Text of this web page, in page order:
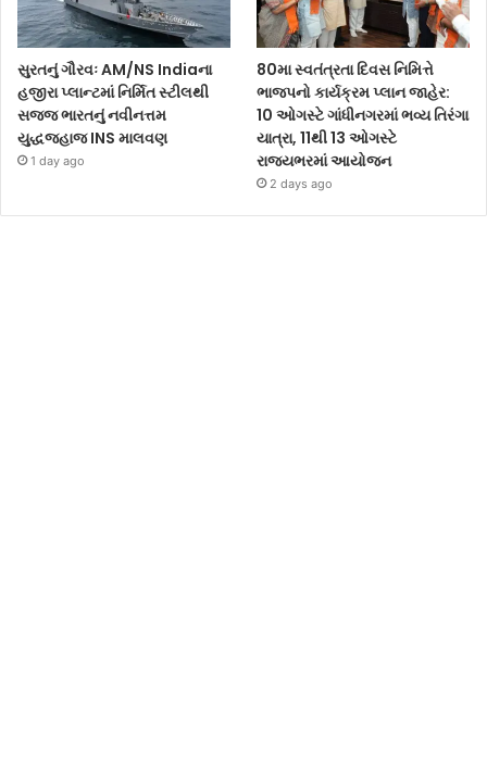
સુરતનું ગૌરવઃ AM/NS Indiaના
હજીરા પ્લાન્ટમાં નિર્મિત સ્ટીલથી
સજ્જ ભારતનું નવીનત્તમ
યુદ્ધજહાજ INS માલવણ
1 day ago
80મા સ્વતંત્રતા દિવસ નિમિત્તે
ભાજપનો કાર્યક્રમ પ્લાન જાહેર:
10 ઓગસ્ટે ગાંધીનગરમાં ભવ્ય તિરંગા
યાત્રા, 11થી 13 ઓગસ્ટે
રાજ્યભરમાં આયોજન
2 days ago